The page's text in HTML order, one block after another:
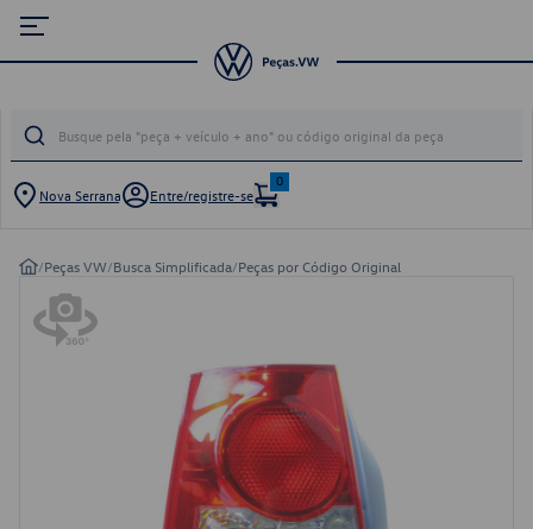
Nova Serrana Entre/registre-se
0
/Peças VW/Busca Simplificada/Peças por Código Original